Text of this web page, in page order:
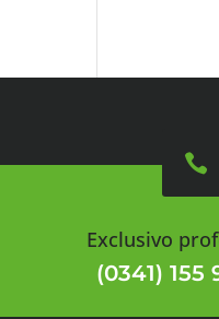

Exclusivo
(0341) 155